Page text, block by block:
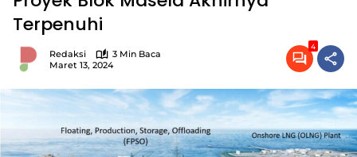
Terpenuhi
Redaksi
3 Min Baca
Maret 13, 2024
4